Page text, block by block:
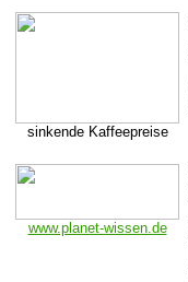
sinkende Kaffeepreise
www.planet-wissen.de